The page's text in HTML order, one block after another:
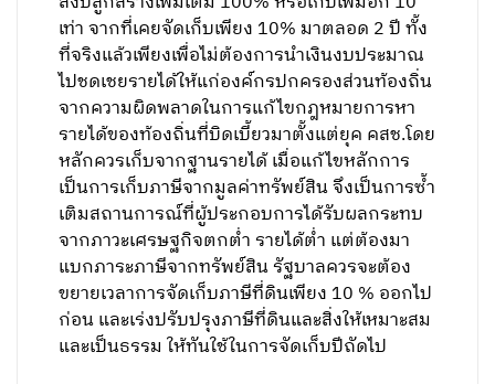
เท่า จากที่เคยจัดเก็บเพียง 10% มาตลอด 2 ปี ทั้ง
ที่จริงแล้วเพียงเพื่อไม่ต้องการนำเงินงบประมาณ
ไปชดเชยรายได้ให้แก่องค์กรปกครองส่วนท้องถิ่น
จากความผิดพลาดในการแก้ไขกฎหมายการหา
รายได้ของท้องถิ่นที่บิดเบี้ยวมาตั้งแต่ยุค คสช.โดย
หลักควรเก็บจากฐานรายได้ เมื่อแก้ไขหลักการ
เป็นการเก็บภาษีจากมูลค่าทรัพย์สิน จึงเป็นการซ้ำ
เติมสถานการณ์ที่ผู้ประกอบการได้รับผลกระทบ
จากภาวะเศรษฐกิจตกต่ำ รายได้ต่ำ แต่ต้องมา
แบกภาระภาษีจากทรัพย์สิน รัฐบาลควรจะต้อง
ขยายเวลาการจัดเก็บภาษีที่ดินเพียง 10 % ออกไป
ก่อน และเร่งปรับปรุงภาษีที่ดินและสิ่งให้เหมาะสม
และเป็นธรรม ให้ทันใช้ในการจัดเก็บปีถัดไป